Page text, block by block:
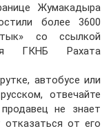
Жумакадыра
более 3600
со ссылкой
ГКНБ Рахата
автобусе или
отвечайте
не знает
отказаться от его